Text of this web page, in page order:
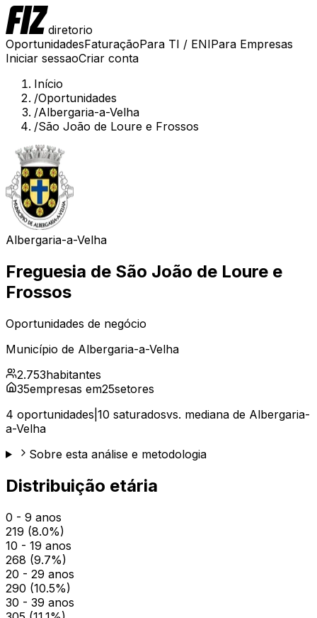
diretorio
OportunidadesFaturaçãoPara TI / ENIPara Empresas
Iniciar sessaoCriar conta
Início
/Oportunidades
/Albergaria-a-Velha
/São João de Loure e Frossos
Albergaria-a-Velha
Freguesia de São João de Loure e
Frossos
Oportunidades de negócio
Município de Albergaria-a-Velha
2.753habitantes
35empresas em25setores
4 oportunidades 10 saturadosvs. mediana de Albergaria-
a-Velha
Sobre esta análise e metodologia
Distribuição etária
0 - 9 anos
219 (8.0%)
10 - 19 anos
268 (9.7%)
20 - 29 anos
290 (10.5%)
30 - 39 anos